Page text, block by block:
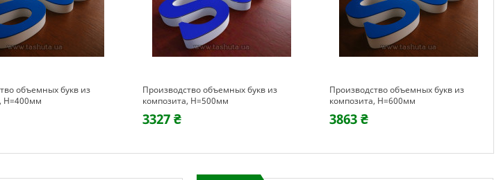
объемных букв из
H=400мм
Производство объемных букв из
композита, H=500мм
3327 ₴
Производство объемных букв из
композита, H=600мм
3863 ₴